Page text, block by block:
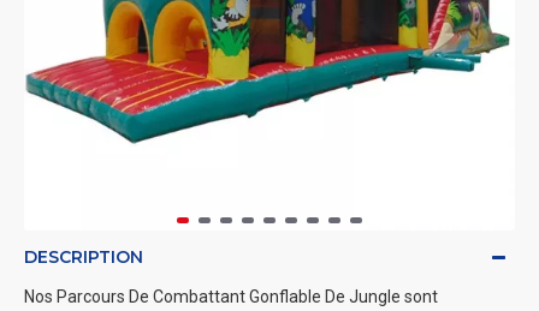
DESCRIPTION
Nos Parcours De Combattant Gonflable De Jungle sont